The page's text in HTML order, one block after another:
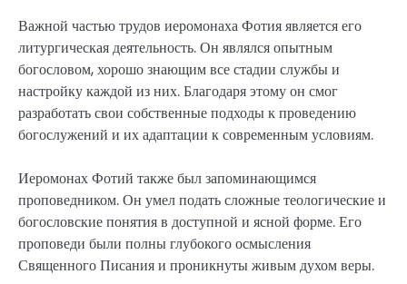
Важной частью трудов иеромонаха Фотия является его
литургическая деятельность. Он являлся опытным
богословом, хорошо знающим все стадии службы и
настройку каждой из них. Благодаря этому он смог
разработать свои собственные подходы к проведению
богослужений и их адаптации к современным условиям.
Иеромонах Фотий также был запоминающимся
проповедником. Он умел подать сложные теологические и
богословские понятия в доступной и ясной форме. Его
проповеди были полны глубокого осмысления
Священного Писания и проникнуты живым духом веры.